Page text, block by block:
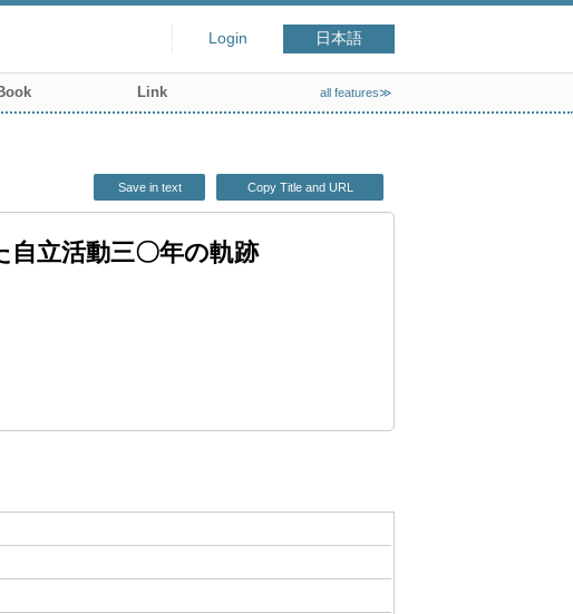
Login 日本語
Link all features≫
Save in text Copy Title and URL
立活動三〇年の軌跡